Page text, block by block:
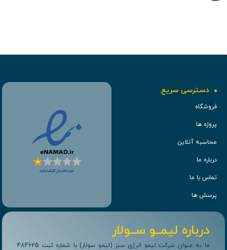
دسترسی سریع
فروشگاه
پروژه ها
محاسبه آنلاین
درباره ما
تماس با ما
پرسش ها
درباره لیمــو ســولار
ما به عنوان شرکت لیمو انرژی سبز (لیمو سولار) با شماره ثبت 484625